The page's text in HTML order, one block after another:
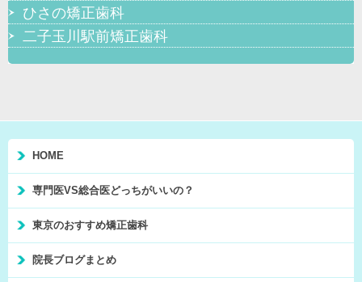
ひさの矯正歯科
二子玉川駅前矯正歯科
HOME
専門医VS総合医どっちがいいの？
東京のおすすめ矯正歯科
院長ブログまとめ